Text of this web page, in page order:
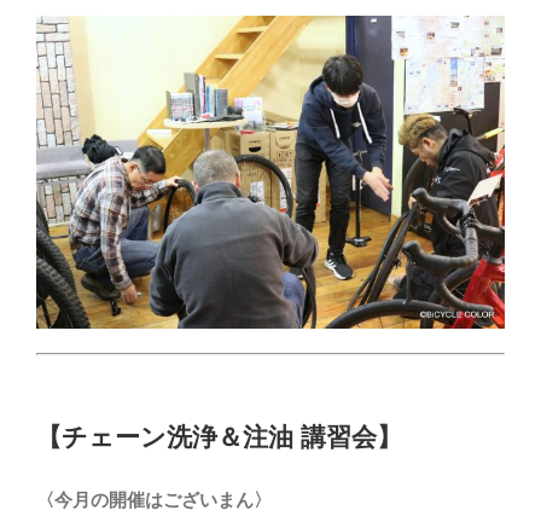
【チェーン洗浄＆注油 講習会】
〈今月の開催はございまん〉